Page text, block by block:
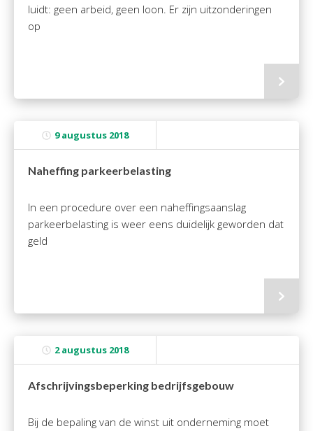
luidt: geen arbeid, geen loon. Er zijn uitzonderingen
op
9 augustus 2018
Naheffing parkeerbelasting
In een procedure over een naheffingsaanslag
parkeerbelasting is weer eens duidelijk geworden dat
geld
2 augustus 2018
Afschrijvingsbeperking bedrijfsgebouw
Bij de bepaling van de winst uit onderneming moet